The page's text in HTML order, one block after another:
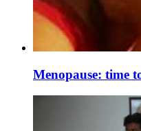
Menopause: time